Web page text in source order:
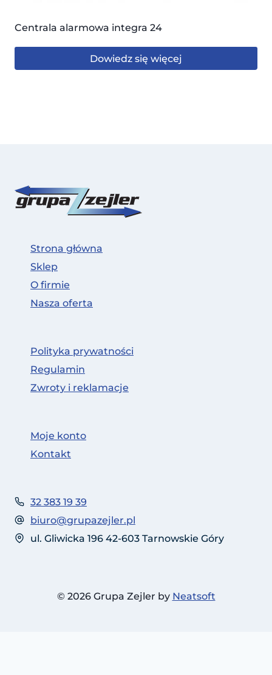
Centrala alarmowa integra 24
Dowiedz się więcej
Strona główna
Sklep
O firmie
Nasza oferta
Polityka prywatności
Regulamin
Zwroty i reklamacje
Moje konto
Kontakt
32 383 19 39
biuro@grupazejler.pl
ul. Gliwicka 196 42-603 Tarnowskie Góry
© 2026 Grupa Zejler by Neatsoft